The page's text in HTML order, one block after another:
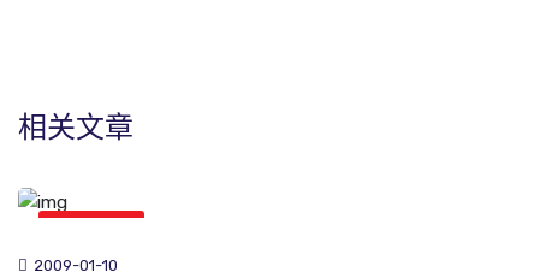
相关文章
2009-01-10